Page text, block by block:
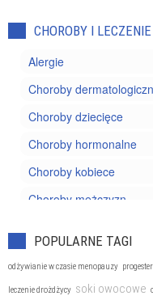
CHOROBY I LECZENIE
Alergie
Choroby
Choroby dziecięce
Choroby hormonalne
Choroby kobiece
Choroby mężczyzn
Choroby reumatyczne
POPULARNE TAGI
odżywianie w czasie menopauzy
leczenie drożdżycy soki owocowe